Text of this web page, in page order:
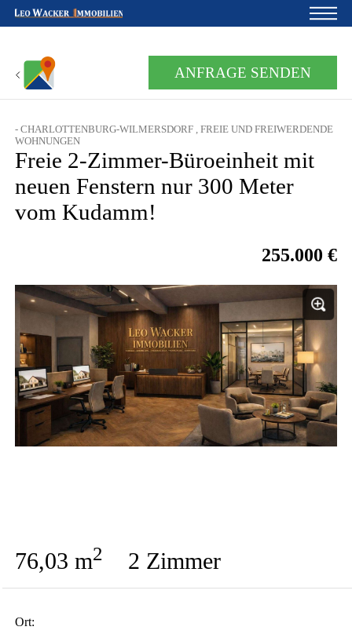
Startseite
Für Eigentümer
Über uns
Blog
Projektentwicklung
Widerruf
ANFRAGE SENDEN
- CHARLOTTENBURG-WILMERSDORF , FREIE UND FREIWERDENDE
WOHNUNGEN
Freie 2-Zimmer-Büroeinheit mit
neuen Fenstern nur 300 Meter
vom Kudamm!
255.000 €
76,03 m2 2 Zimmer
Ort: